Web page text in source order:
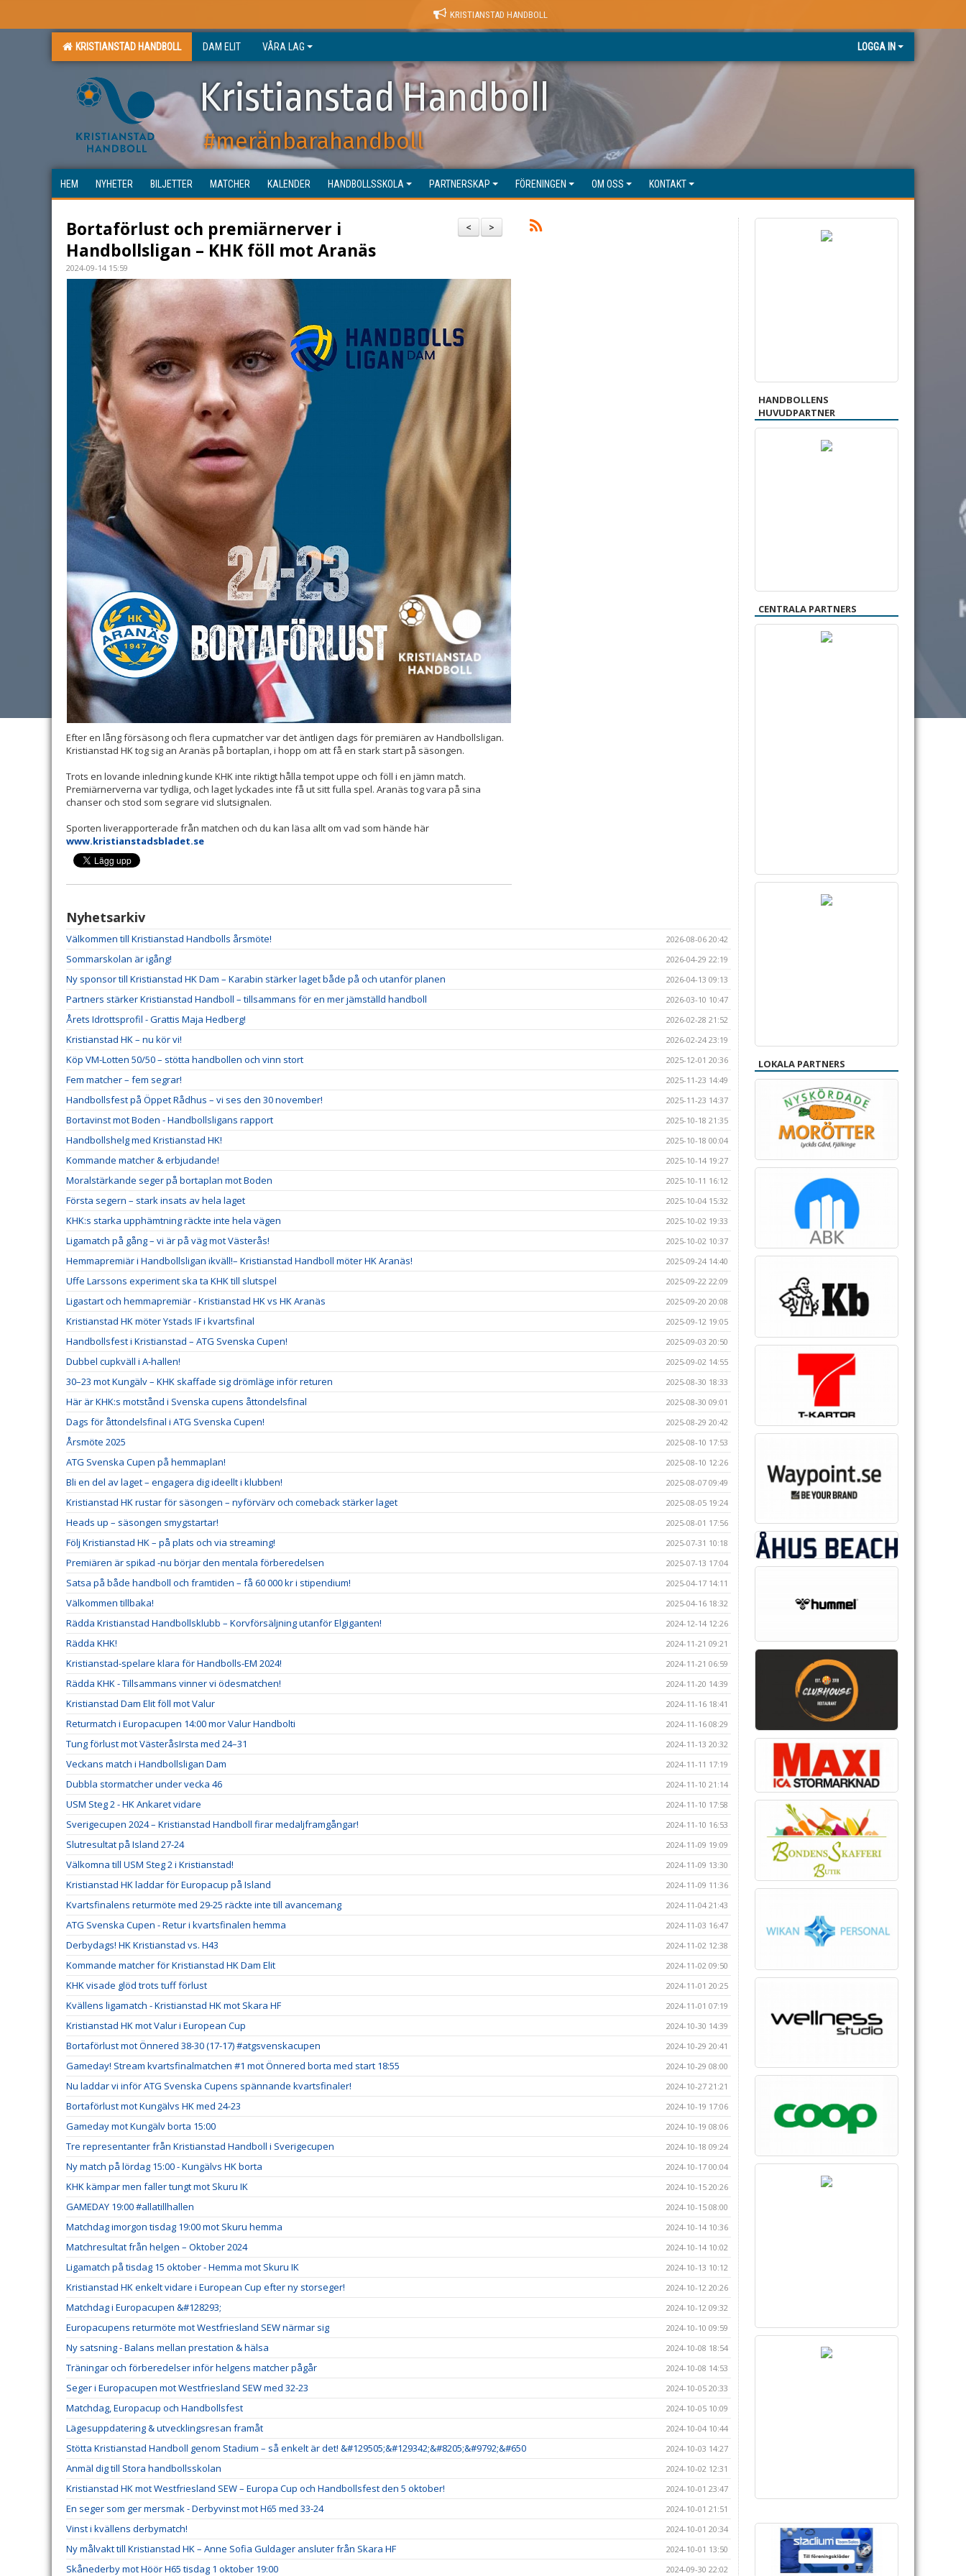
KRISTIANSTAD HANDBOLL
KRISTIANSTAD HANDBOLL DAM ELIT VÅRA LAG LOGGA IN
Kristianstad Handboll
#meränbarahandboll
HEM NYHETER BILJETTER MATCHER KALENDER HANDBOLLSSKOLA PARTNERSKAP FÖRENINGEN OM OSS KONTAKT
>
<
Bortaförlust och premiärnerver i
Handbollsligan – KHK föll mot Aranäs
2024-09-14 15:59
Efter en lång försäsong och flera cupmatcher var det äntligen dags för premiären av Handbollsligan.
Kristianstad HK tog sig an Aranäs på bortaplan, i hopp om att få en stark start på säsongen.
Trots en lovande inledning kunde KHK inte riktigt hålla tempot uppe och föll i en jämn match.
Premiärnerverna var tydliga, och laget lyckades inte få ut sitt fulla spel. Aranäs tog vara på sina
chanser och stod som segrare vid slutsignalen.
Sporten liverapporterade från matchen och du kan läsa allt om vad som hände här
www.kristianstadsbladet.se
Nyhetsarkiv
Välkommen till Kristianstad Handbolls årsmöte! 2026-08-06 20:42
Sommarskolan är igång! 2026-04-29 22:19
Ny sponsor till Kristianstad HK Dam – Karabin stärker laget både på och utanför planen 2026-04-13 09:13
Partners stärker Kristianstad Handboll – tillsammans för en mer jämställd handboll 2026-03-10 10:47
Årets Idrottsprofil - Grattis Maja Hedberg! 2026-02-28 21:52
Kristianstad HK – nu kör vi! 2026-02-24 23:19
Köp VM-Lotten 50/50 – stötta handbollen och vinn stort 2025-12-01 20:36
Fem matcher – fem segrar! 2025-11-23 14:49
Handbollsfest på Öppet Rådhus – vi ses den 30 november! 2025-11-23 14:37
Bortavinst mot Boden - Handbollsligans rapport 2025-10-18 21:35
Handbollshelg med Kristianstad HK! 2025-10-18 00:04
Kommande matcher & erbjudande! 2025-10-14 19:27
Moralstärkande seger på bortaplan mot Boden 2025-10-11 16:12
Första segern – stark insats av hela laget 2025-10-04 15:32
KHK:s starka upphämtning räckte inte hela vägen 2025-10-02 19:33
Ligamatch på gång – vi är på väg mot Västerås! 2025-10-02 10:37
Hemmapremiär i Handbollsligan ikväll!– Kristianstad Handboll möter HK Aranäs! 2025-09-24 14:40
Uffe Larssons experiment ska ta KHK till slutspel 2025-09-22 22:09
Ligastart och hemmapremiär - Kristianstad HK vs HK Aranäs 2025-09-20 20:08
Kristianstad HK möter Ystads IF i kvartsfinal 2025-09-12 19:05
Handbollsfest i Kristianstad – ATG Svenska Cupen! 2025-09-03 20:50
Dubbel cupkväll i A-hallen! 2025-09-02 14:55
30–23 mot Kungälv – KHK skaffade sig drömläge inför returen 2025-08-30 18:33
Här är KHK:s motstånd i Svenska cupens åttondelsfinal 2025-08-30 09:01
Dags för åttondelsfinal i ATG Svenska Cupen! 2025-08-29 20:42
Årsmöte 2025 2025-08-10 17:53
ATG Svenska Cupen på hemmaplan! 2025-08-10 12:26
Bli en del av laget – engagera dig ideellt i klubben! 2025-08-07 09:49
Kristianstad HK rustar för säsongen – nyförvärv och comeback stärker laget 2025-08-05 19:24
Heads up – säsongen smygstartar! 2025-08-01 17:56
Följ Kristianstad HK – på plats och via streaming! 2025-07-31 10:18
Premiären är spikad -nu börjar den mentala förberedelsen 2025-07-13 17:04
Satsa på både handboll och framtiden – få 60 000 kr i stipendium! 2025-04-17 14:11
Välkommen tillbaka! 2025-04-16 18:32
Rädda Kristianstad Handbollsklubb – Korvförsäljning utanför Elgiganten! 2024-12-14 12:26
Rädda KHK! 2024-11-21 09:21
Kristianstad-spelare klara för Handbolls-EM 2024! 2024-11-21 06:59
Rädda KHK - Tillsammans vinner vi ödesmatchen! 2024-11-20 14:39
Kristianstad Dam Elit föll mot Valur 2024-11-16 18:41
Returmatch i Europacupen 14:00 mor Valur Handbolti 2024-11-16 08:29
Tung förlust mot VästeråsIrsta med 24–31 2024-11-13 20:32
Veckans match i Handbollsligan Dam 2024-11-11 17:19
Dubbla stormatcher under vecka 46 2024-11-10 21:14
USM Steg 2 - HK Ankaret vidare 2024-11-10 17:58
Sverigecupen 2024 – Kristianstad Handboll firar medaljframgångar! 2024-11-10 16:53
Slutresultat på Island 27-24 2024-11-09 19:09
Välkomna till USM Steg 2 i Kristianstad! 2024-11-09 13:30
Kristianstad HK laddar för Europacup på Island 2024-11-09 11:36
Kvartsfinalens returmöte med 29-25 räckte inte till avancemang 2024-11-04 21:43
ATG Svenska Cupen - Retur i kvartsfinalen hemma 2024-11-03 16:47
Derbydags! HK Kristianstad vs. H43 2024-11-02 12:38
Kommande matcher för Kristianstad HK Dam Elit 2024-11-02 09:50
KHK visade glöd trots tuff förlust 2024-11-01 20:25
Kvällens ligamatch - Kristianstad HK mot Skara HF 2024-11-01 07:19
Kristianstad HK mot Valur i European Cup 2024-10-30 14:39
Bortaförlust mot Önnered 38-30 (17-17) #atgsvenskacupen 2024-10-29 20:41
Gameday! Stream kvartsfinalmatchen #1 mot Önnered borta med start 18:55 2024-10-29 08:00
Nu laddar vi inför ATG Svenska Cupens spännande kvartsfinaler! 2024-10-27 21:21
Bortaförlust mot Kungälvs HK med 24-23 2024-10-19 17:06
Gameday mot Kungälv borta 15:00 2024-10-19 08:06
Tre representanter från Kristianstad Handboll i Sverigecupen 2024-10-18 09:24
Ny match på lördag 15:00 - Kungälvs HK borta 2024-10-17 00:04
KHK kämpar men faller tungt mot Skuru IK 2024-10-15 20:26
GAMEDAY 19:00 #allatillhallen 2024-10-15 08:00
Matchdag imorgon tisdag 19:00 mot Skuru hemma 2024-10-14 10:36
Matchresultat från helgen – Oktober 2024 2024-10-14 10:02
Ligamatch på tisdag 15 oktober - Hemma mot Skuru IK 2024-10-13 10:12
Kristianstad HK enkelt vidare i European Cup efter ny storseger! 2024-10-12 20:26
Matchdag i Europacupen &#128293; 2024-10-12 09:32
Europacupens returmöte mot Westfriesland SEW närmar sig 2024-10-10 09:59
Ny satsning - Balans mellan prestation & hälsa 2024-10-08 18:54
Träningar och förberedelser inför helgens matcher pågår 2024-10-08 14:53
Seger i Europacupen mot Westfriesland SEW med 32-23 2024-10-05 20:33
Matchdag, Europacup och Handbollsfest 2024-10-05 10:09
Lägesuppdatering & utvecklingsresan framåt 2024-10-04 10:44
Stötta Kristianstad Handboll genom Stadium – så enkelt är det! &#129505;&#129342;&#8205;&#9792;&#650 2024-10-03 14:27
Anmäl dig till Stora handbollsskolan 2024-10-02 12:31
Kristianstad HK mot Westfriesland SEW – Europa Cup och Handbollsfest den 5 oktober! 2024-10-01 23:47
En seger som ger mersmak - Derbyvinst mot H65 med 33-24 2024-10-01 21:51
Vinst i kvällens derbymatch! 2024-10-01 20:34
Ny målvakt till Kristianstad HK – Anne Sofia Guldager ansluter från Skara HF 2024-10-01 13:50
Skånederby mot Höör H65 tisdag 1 oktober 19:00 2024-09-30 22:02
HANDBOLLENS
HUVUDPARTNER
CENTRALA PARTNERS
LOKALA PARTNERS